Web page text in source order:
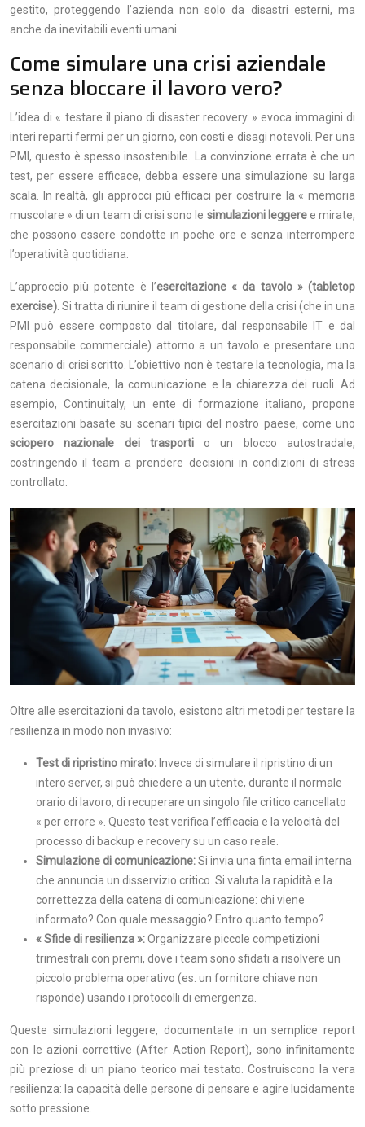
gestito, proteggendo l’azienda non solo da disastri esterni, ma
anche da inevitabili eventi umani.
Come simulare una crisi aziendale
senza bloccare il lavoro vero?
L’idea di « testare il piano di disaster recovery » evoca immagini di
interi reparti fermi per un giorno, con costi e disagi notevoli. Per una
PMI, questo è spesso insostenibile. La convinzione errata è che un
test, per essere efficace, debba essere una simulazione su larga
scala. In realtà, gli approcci più efficaci per costruire la « memoria
muscolare » di un team di crisi sono le simulazioni leggeree mirate,
che possono essere condotte in poche ore e senza interrompere
l’operatività quotidiana.
L’approccio più potente è l’esercitazione « da tavolo » (tabletop
exercise) . Si tratta di riunire il team di gestione della crisi (che in una
PMI può essere composto dal titolare, dal responsabile IT e dal
responsabile commerciale) attorno a un tavolo e presentare uno
scenario di crisi scritto. L’obiettivo non è testare la tecnologia, ma la
catena decisionale, la comunicazione e la chiarezza dei ruoli. Ad
esempio, Continuitaly, un ente di formazione italiano, propone
esercitazioni basate su scenari tipici del nostro paese, come uno
sciopero nazionale dei trasportio un blocco autostradale,
costringendo il team a prendere decisioni in condizioni di stress
controllato.
Oltre alle esercitazioni da tavolo, esistono altri metodi per testare la
resilienza in modo non invasivo:
Test di ripristino mirato: Invece di simulare il ripristino di un
intero server, si può chiedere a un utente, durante il normale
orario di lavoro, di recuperare un singolo file critico cancellato
« per errore ». Questo test verifica l’efficacia e la velocità del
processo di backup e recovery su un caso reale.
Simulazione di comunicazione:Si invia una finta email interna
che annuncia un disservizio critico. Si valuta la rapidità e la
correttezza della catena di comunicazione: chi viene
informato? Con quale messaggio? Entro quanto tempo?
« Sfide di resilienza »:Organizzare piccole competizioni
trimestrali con premi, dove i team sono sfidati a risolvere un
piccolo problema operativo (es. un fornitore chiave non
risponde) usando i protocolli di emergenza.
Queste simulazioni leggere, documentate in un semplice report
con le azioni correttive (After Action Report), sono infinitamente
più preziose di un piano teorico mai testato. Costruiscono la vera
resilienza: la capacità delle persone di pensare e agire lucidamente
sotto pressione.